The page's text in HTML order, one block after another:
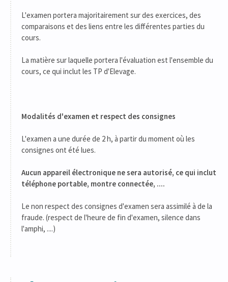
L'examen portera majoritairement sur des exercices, des
comparaisons et des liens entre les différentes parties du
cours.
La matière sur laquelle portera l'évaluation est l'ensemble du
cours, ce qui inclut les TP d'Elevage.
Modalités d'examen et respect des consignes
L'examen a une durée de 2 h, à partir du moment où les
consignes ont été lues.
Aucun appareil électronique ne sera autorisé, ce qui inclut
téléphone portable, montre connectée, ....
Le non respect des consignes d'examen sera assimilé à de la
fraude. (respect de l'heure de fin d'examen, silence dans
l'amphi, ....)